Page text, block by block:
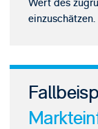
Wert des
einzuschätzen.